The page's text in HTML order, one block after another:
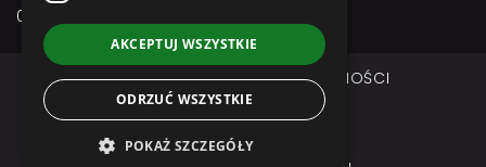
064
REGULAMIN
POLITYKA PRYWATNOŚCI
DOSTAWA I PŁATNOŚĆ
Copyright © ATEXBUD
AKCEPTUJ WSZYSTKIE
ODRZUĆ WSZYSTKIE
POKAŻ SZCZEGÓŁY